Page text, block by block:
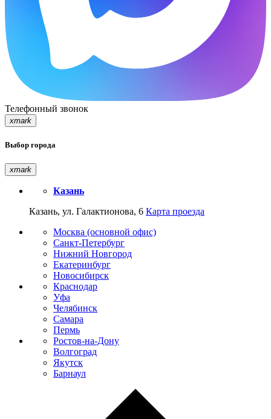
Телефонный звонок
xmark
Выбор города
xmark
Казань
Казань, ул. Галактионова, 6 Карта проезда
Москва (основной офис)
Санкт-Петербург
Нижний Новгород
Екатеринбург
Новосибирск
Краснодар
Уфа
Челябинск
Самара
Пермь
Ростов-на-Дону
Волгоград
Якутск
Барнаул